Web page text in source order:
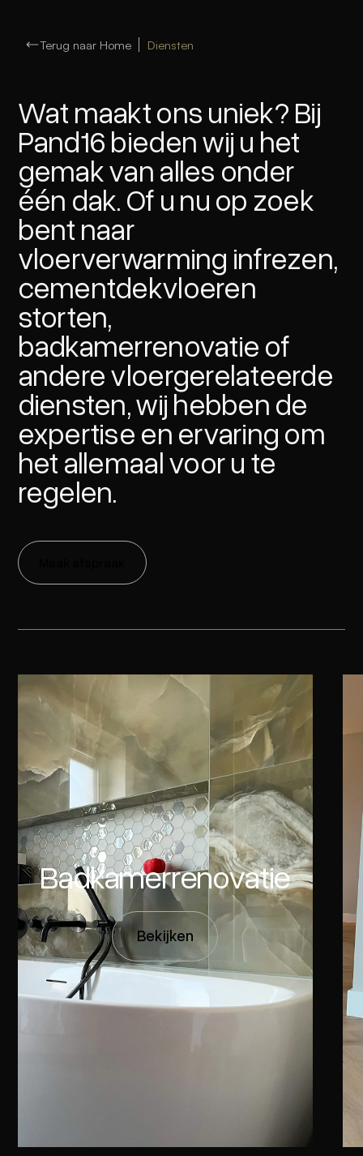
Terug naar Home Diensten
Wat maakt ons uniek? Bij
Pand16 bieden wij u het
gemak van alles onder
één dak. Of u nu op zoek
bent naar
vloerverwarming infrezen,
cementdekvloeren
storten,
badkamerrenovatie of
andere vloergerelateerde
diensten, wij hebben de
expertise en ervaring om
het allemaal voor u te
regelen.
Badkamerrenovatie
Bekijken